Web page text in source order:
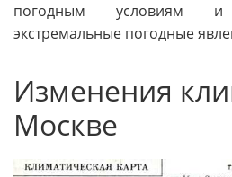
погодным условиям и
экстремальные погодные
Изменения
Москве